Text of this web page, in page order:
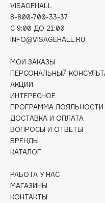
Clarette
Clarins
Clarins Precious
НОВИНКА
Clive Christian
Club De Nuit
Collagenina
Consly
Corimo
CosRX
Cottolina
Cunzite
Curaprox
VISAGEHALL
8-800-700-33-37
C 9:00 ДО 21:00
INFO@VISAGEHALL.RU
МОИ ЗАКАЗЫ
ПЕРСОНАЛЬНЫЙ
АКЦИИ
ИНТЕРЕСНОЕ
ПРОГРАММА ЛОЯЛЬНОСТИ
ДОСТАВКА И ОПЛАТА
ВОПРОСЫ И ОТВЕТЫ
БРЕНДЫ
КАТАЛОГ
РАБОТА У НАС
МАГАЗИНЫ
КОНТАКТЫ